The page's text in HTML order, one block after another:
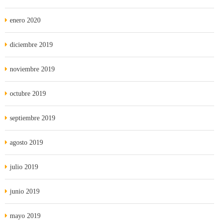
enero 2020
diciembre 2019
noviembre 2019
octubre 2019
septiembre 2019
agosto 2019
julio 2019
junio 2019
mayo 2019